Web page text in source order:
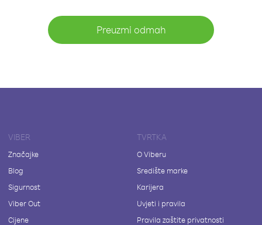
Preuzmi odmah
VIBER
Značajke
Blog
Sigurnost
Viber Out
Cijene
TVRTKA
O Viberu
Središte marke
Karijera
Uvjeti i pravila
Pravila zaštite privatnosti